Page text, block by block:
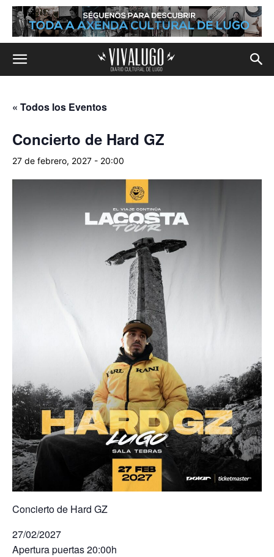
« Todos los Eventos
Concierto de Hard GZ
27 de febrero, 2027 - 20:00
Concierto de Hard GZ
27/02/2027
Apertura puertas 20:00h